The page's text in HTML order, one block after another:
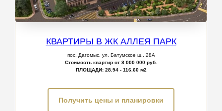
КВАРТИРЫ В ЖК АЛЛЕЯ ПАРК
пос. Дагомыс, ул. Батумское ш., 28А
Стоимость квартир от 8 000 000 руб.
ПЛОЩАДИ: 28.94 - 116.60 м2
Получить цены и планировки